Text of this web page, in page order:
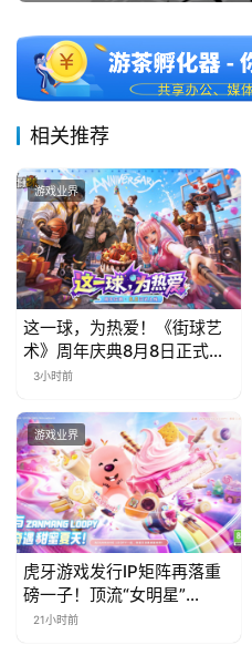
相关推荐
游戏业界
这一球，为热爱！《街球艺
术》周年庆典8月8日正式上
线，多重福利与全新内容同
3小时前
游戏业界
虎牙游戏发行IP矩阵再落重
磅一子！顶流“女明星”
ZANMANG LOOPY 正版3D
21小时前